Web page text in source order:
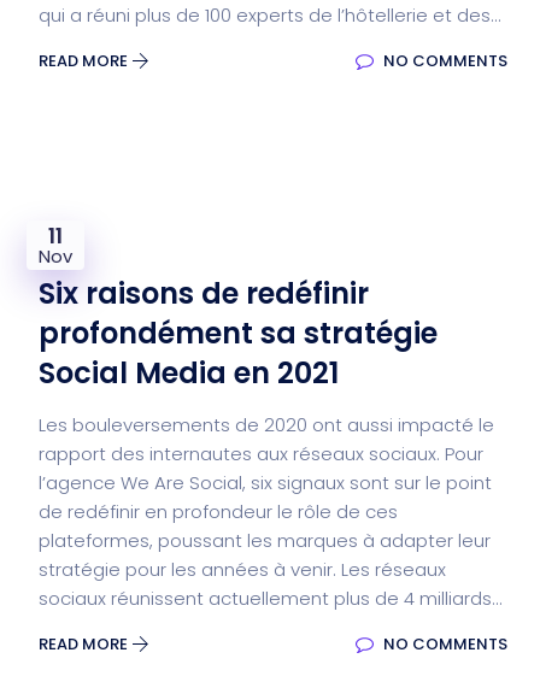
qui a réuni plus de 100 experts de l’hôtellerie et des...
READ MORE NO COMMENTS
11
Nov
Six raisons de redéfinir
profondément sa stratégie
Social Media en 2021
Les bouleversements de 2020 ont aussi impacté le
rapport des internautes aux réseaux sociaux. Pour
l’agence We Are Social, six signaux sont sur le point
de redéfinir en profondeur le rôle de ces
plateformes, poussant les marques à adapter leur
stratégie pour les années à venir. Les réseaux
sociaux réunissent actuellement plus de 4 milliards...
READ MORE NO COMMENTS